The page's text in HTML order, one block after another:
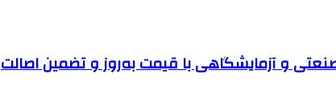
و آزمایشگاهی با قیمت به‌روز و تضمین اصالت